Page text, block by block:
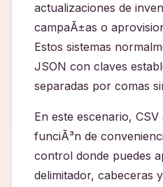
actualizaciones de
campaÃ±as o
Estos sistemas
JSON con claves
separadas por comas
En este escenario,
funciÃ³n de
control donde puedes
delimitador, cabeceras